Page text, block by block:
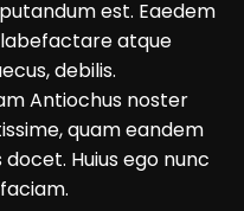
est. Eaedem
atque
debilis.
Antiochus noster
quam eandem
Huius ego nunc